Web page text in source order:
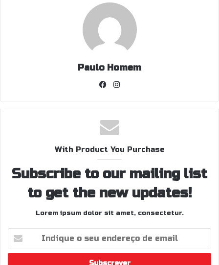
Paulo Homem
Facebook
With Product You Purchase
Subscribe to our mailing list
to get the new updates!
Lorem ipsum dolor sit amet, consectetur.
seu